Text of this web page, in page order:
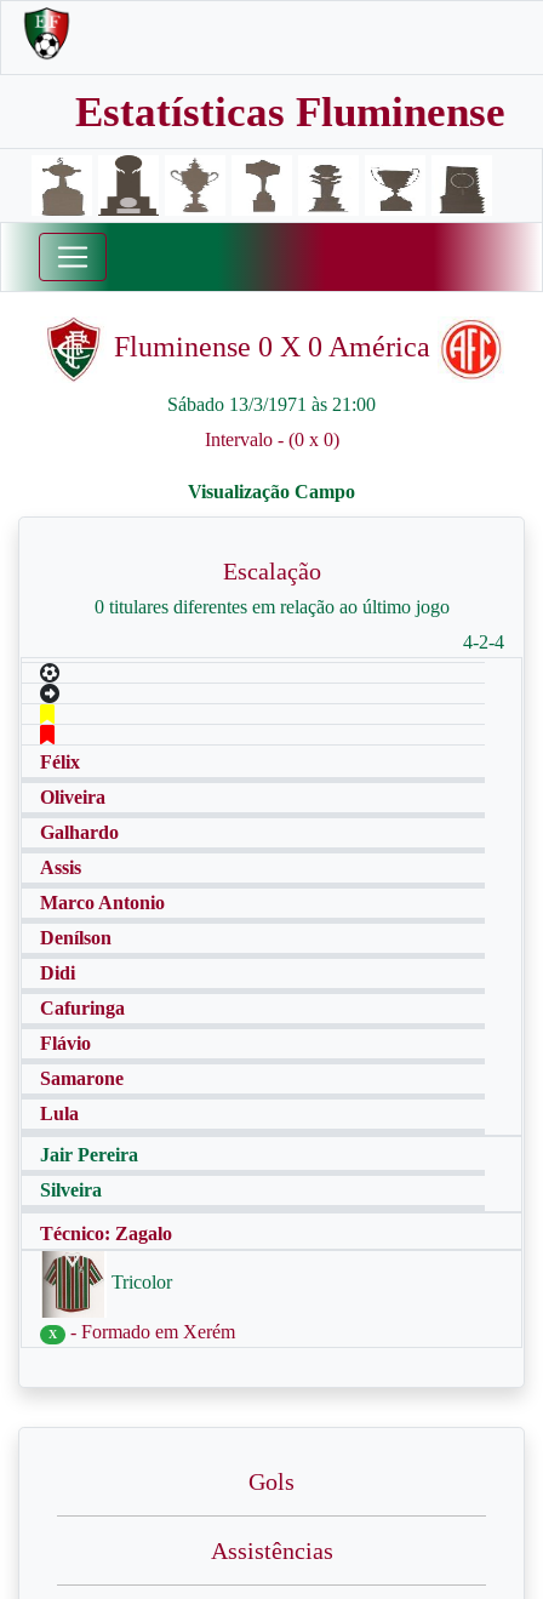
Estatísticas Fluminense
Fluminense 0 X 0 América
Sábado 13/3/1971 às 21:00
Intervalo - (0 x 0)
Escalação
0 titulares diferentes em relação ao último jogo
4-2-4
Félix
Oliveira
Galhardo
Assis
Marco Antonio
Denílson
Didi
Cafuringa
Flávio
Samarone
Lula
Jair Pereira
Silveira
Técnico: Zagalo
Tricolor
X - Formado em Xerém
Gols
Assistências